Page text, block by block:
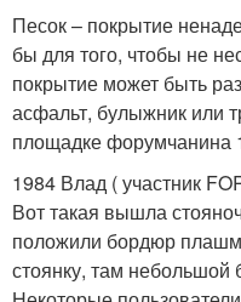
Песок – покрытие
бы для того, чтобы не
покрытие может быть
асфальт, булыжник или
площадке форумчанина
1984 Влад ( участник
Вот такая вышла
положили бордюр
стоянку, там небольшой